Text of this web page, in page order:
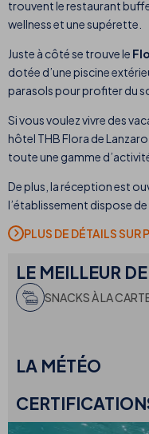
trouvent le restaurant
wellness et une supérette.
Juste à côté se trouve le
dotée d’une piscine
parasols pour profiter du
Si vous voulez vivre des
hôtel THB Flora de
toute une gamme
De plus, la réception est
l’établissement dispose
PLUS DE DÉTAILS SUR
LE MEILLEUR
SNACKS À LA
LA MÉTÉO